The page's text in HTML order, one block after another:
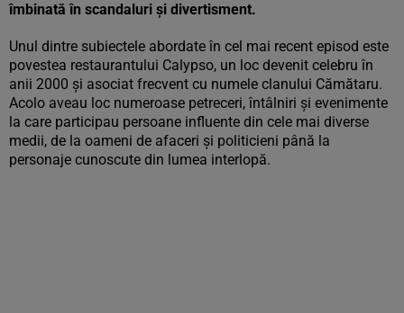
îmbinată în scandaluri și divertisment.
Unul dintre subiectele abordate în cel mai recent episod este
povestea restaurantului Calypso, un loc devenit celebru în
anii 2000 și asociat frecvent cu numele clanului Cămătaru.
Acolo aveau loc numeroase petreceri, întâlniri și evenimente
la care participau persoane influente din cele mai diverse
medii, de la oameni de afaceri și politicieni până la
personaje cunoscute din lumea interlopă.